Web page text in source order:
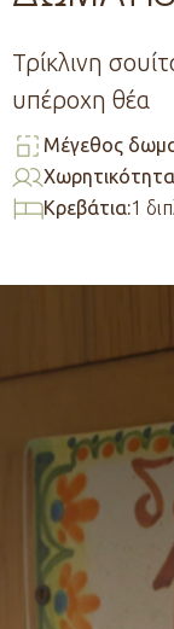
Μέγεθος
Κρεβάτια:1
Τρίκλινη
υπέροχη θέα